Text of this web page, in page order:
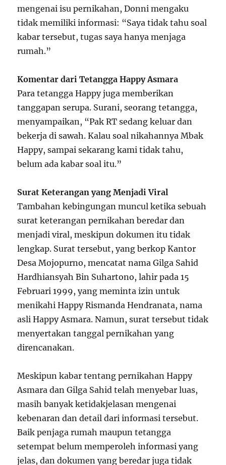
mengenai isu pernikahan, Donni mengaku
tidak memiliki informasi: “Saya tidak tahu soal
kabar tersebut, tugas saya hanya menjaga
rumah.”
Komentar dari Tetangga Happy Asmara
Para tetangga Happy juga memberikan
tanggapan serupa. Surani, seorang tetangga,
menyampaikan, “Pak RT sedang keluar dan
bekerja di sawah. Kalau soal nikahannya Mbak
Happy, sampai sekarang kami tidak tahu,
belum ada kabar soal itu.”
Surat Keterangan yang Menjadi Viral
Tambahan kebingungan muncul ketika sebuah
surat keterangan pernikahan beredar dan
menjadi viral, meskipun dokumen itu tidak
lengkap. Surat tersebut, yang berkop Kantor
Desa Mojopurno, mencatat nama Gilga Sahid
Hardhiansyah Bin Suhartono, lahir pada 15
Februari 1999, yang meminta izin untuk
menikahi Happy Rismanda Hendranata, nama
asli Happy Asmara. Namun, surat tersebut tidak
menyertakan tanggal pernikahan yang
direncanakan.
Meskipun kabar tentang pernikahan Happy
Asmara dan Gilga Sahid telah menyebar luas,
masih banyak ketidakjelasan mengenai
kebenaran dan detail dari informasi tersebut.
Baik penjaga rumah maupun tetangga
setempat belum memperoleh informasi yang
jelas, dan dokumen yang beredar juga tidak